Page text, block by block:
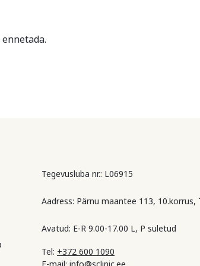
Tegevusluba nr.: L06915
Aadress: Pärnu maantee 113, 10.korrus,
Avatud: E-R 9.00-17.00 L, P suletud
Tel: +372 600 1090